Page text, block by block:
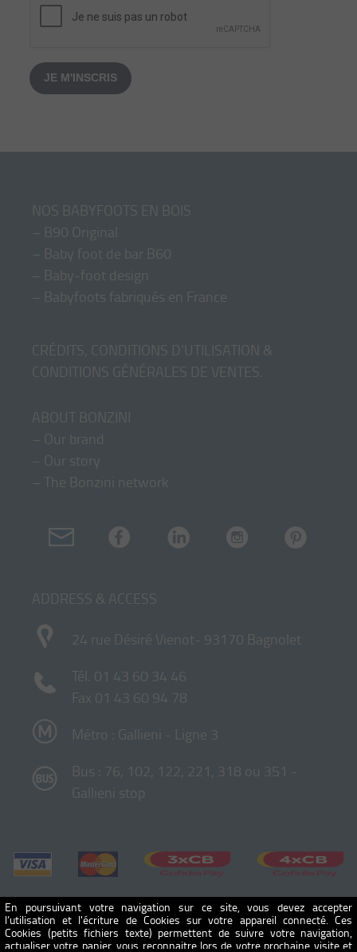
En poursuivant votre navigation sur ce site, vous devez accepter
l’utilisation et l'écriture de Cookies sur votre appareil connecté. Ces
Cookies (petits fichiers texte) permettent de suivre votre navigation,
actualiser votre panier, vous reconnaitre lors de votre prochaine visite et
JE M'INSCRIS
NOS BABYFOOTS EN BOIS
– B90 Original
– Baby foot de bar B60
– Baby-foot design
– Babyfoots fabriqués en France
CRÉDITS, CONDITIONS D'UTILISATION &
CONDITIONS GÉNÉRALES DE VENTES
ABOUT BONZINI
– Our brand
– Our story
– The Bonzini network
ADDRESS & ACCESS
24 rue Désiré Vienot- 93170 Bagnolet
Tél. 01 43 60 34 46
Fax 01 43 60 94 78
Métro : Gallieni - Ligne 3
Bus : 76, 102, 122, 221, 318 ou 351 -
Gallieni stop